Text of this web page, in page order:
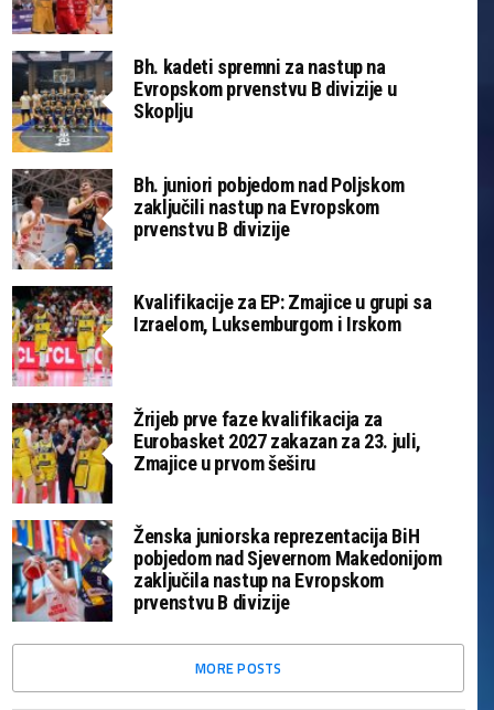
Bh. kadeti spremni za nastup na
Evropskom prvenstvu B divizije u
Skoplju
Bh. juniori pobjedom nad Poljskom
zaključili nastup na Evropskom
prvenstvu B divizije
Kvalifikacije za EP: Zmajice u grupi sa
Izraelom, Luksemburgom i Irskom
Žrijeb prve faze kvalifikacija za
Eurobasket 2027 zakazan za 23. juli,
Zmajice u prvom šeširu
Ženska juniorska reprezentacija BiH
pobjedom nad Sjevernom Makedonijom
zaključila nastup na Evropskom
prvenstvu B divizije
MORE POSTS